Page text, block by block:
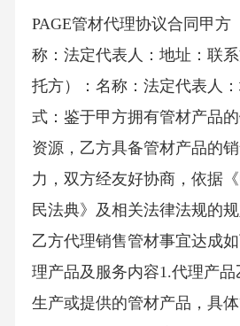
PAGE管材代理协议合同 甲方
称：法定代表人：地址：联
托方）：名称：法定代表人
式：鉴于甲方拥有管材产品
资源，乙方具备管材产品的
力，双方经友好协商，依据
民法典》及相关法律法规的
乙方代理销售管材事宜达成
理产品及服务内容1.代理产
生产或提供的管材产品，具